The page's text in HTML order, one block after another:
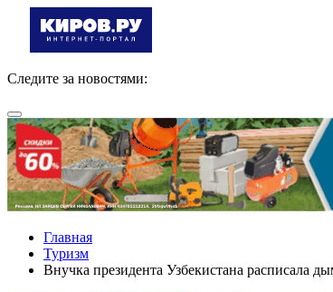
Следите за новостями:
Главная
Туризм
Внучка президента Узбекистана расписала